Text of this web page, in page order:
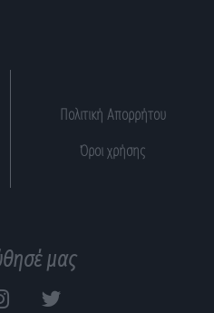
Πολιτική Απορρήτου
Όροι χρήσης
μας